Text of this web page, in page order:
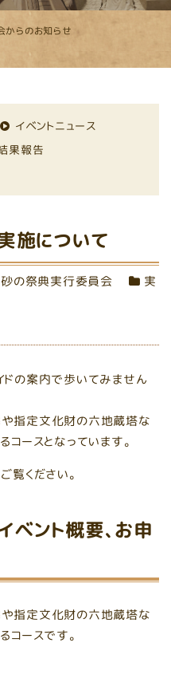
からのお知らせ
イベントニュース
果報告
施について
の祭典実行委員会
実
の案内で歩いてみません
指定文化財の六地蔵塔な
コースとなっています。
覧ください。
ント概要、お申
指定文化財の六地蔵塔な
コースです。